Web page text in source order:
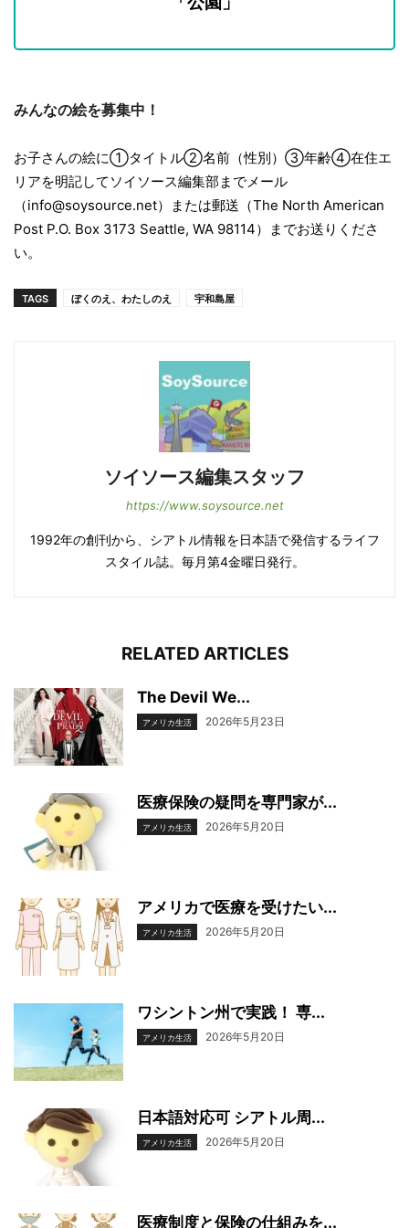
みんなの絵を募集中！
お子さんの絵に①タイトル②名前（性別）③年齢④在住エ
リアを明記してソイソース編集部までメール
（info@soysource.net）または郵送（The North American
Post P.O. Box 3173 Seattle, WA 98114）までお送りくださ
い。
TAGS ぼくのえ、わたしのえ 宇和島屋
ソイソース編集スタッフ
https://www.soysource.net
1992年の創刊から、シアトル情報を日本語で発信するライフ
スタイル誌。毎月第4金曜日発行。
RELATED ARTICLES
The Devil We...
アメリカ生活 2026年5月23日
医療保険の疑問を専門家が...
アメリカ生活 2026年5月20日
アメリカで医療を受けたい...
アメリカ生活 2026年5月20日
ワシントン州で実践！ 専...
アメリカ生活 2026年5月20日
日本語対応可 シアトル周...
アメリカ生活 2026年5月20日
医療制度と保険の仕組みを...